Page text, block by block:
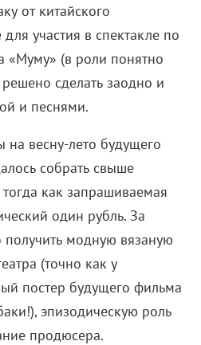
от китайского
участия в спектакле по
«Муму» (в роли понятно
сделать заодно и
и песнями.
весну-лето будущего
собрать свыше
как запрашиваемая
один рубль. За
модную вязаную
(точно как у
постер будущего фильма
эпизодическую роль
продюсера.